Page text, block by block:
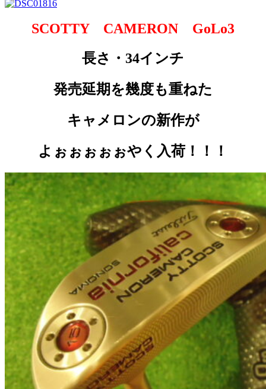
SCOTTY CAMERON GoLo3
長さ・34インチ
発売延期を幾度も重ねた
キャメロンの新作が
よぉぉぉぉぉやく入荷！！！